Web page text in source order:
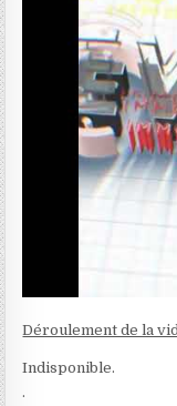
Déroulement de la
Indisponible.
.